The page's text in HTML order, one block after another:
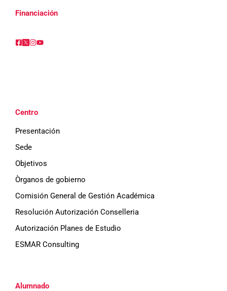
Financiación
Centro
Presentación
Sede
Objetivos
Òrganos de gobierno
Comisión General de Gestión Académica
Resolución Autorización Conselleria
Autorización Planes de Estudio
ESMAR Consulting
Alumnado